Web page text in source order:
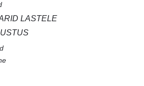
LASTELE